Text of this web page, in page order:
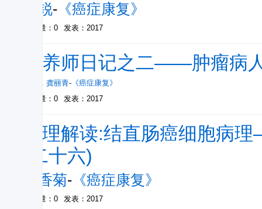
杨锐- 《癌症康复》
被引量：0 发表：2017
营养师日记之二——肿瘤病
， 龚丽青- 《癌症康复》
被引量：0
发表：2017
病理解读:结直肠癌细胞病
(二十六)
李香菊- 《癌症康复》
被引量：0 发表：2017